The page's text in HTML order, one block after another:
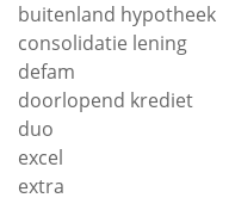
buitenland hypotheek
consolidatie lening
defam
doorlopend krediet
duo
excel
extra